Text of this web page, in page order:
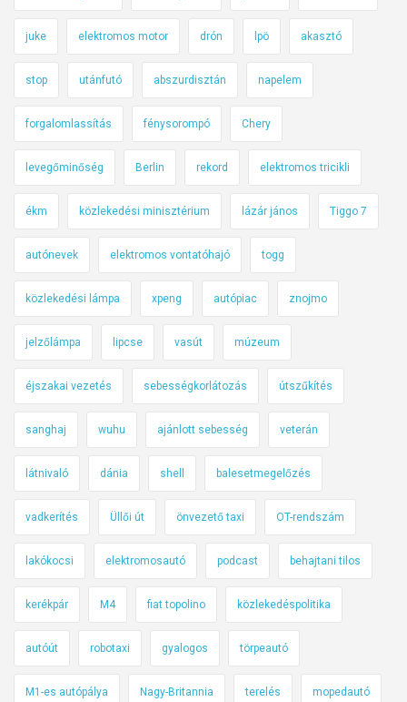
juke elektromos motor drón lpö akasztó
stop utánfutó abszurdisztán napelem
forgalomlassítás fénysorompó Chery
levegőminőség Berlin rekord elektromos tricikli
ékm közlekedési minisztérium lázár jános Tiggo 7
autónevek elektromos vontatóhajó togg
közlekedési lámpa xpeng autópiac znojmo
jelzőlámpa lipcse vasút múzeum
éjszakai vezetés sebességkorlátozás útszűkítés
sanghaj wuhu ajánlott sebesség veterán
látnivaló dánia shell balesetmegelőzés
vadkerítés Üllői út önvezető taxi OT-rendszám
lakókocsi elektromosautó podcast behajtani tilos
kerékpár M4 fiat topolino közlekedéspolitika
autóút robotaxi gyalogos törpeautó
M1-es autópálya Nagy-Britannia terelés mopedautó